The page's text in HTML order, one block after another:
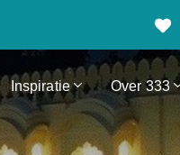
Inspiratie Over 333